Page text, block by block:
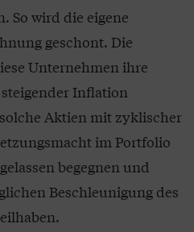
So wird die eigene
geschont. Die
Unternehmen ihre
steigender Inflation
Aktien mit zyklischer
im Portfolio
begegnen und
Beschleunigung des